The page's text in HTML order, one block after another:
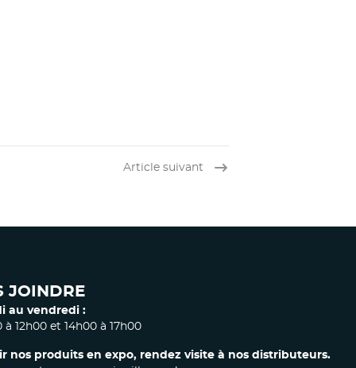
Article suivant
JOINDRE
au vendredi :
à 12h00 et 14h00 à 17h00
nos produits en expo, rendez visite à nos distributeurs.